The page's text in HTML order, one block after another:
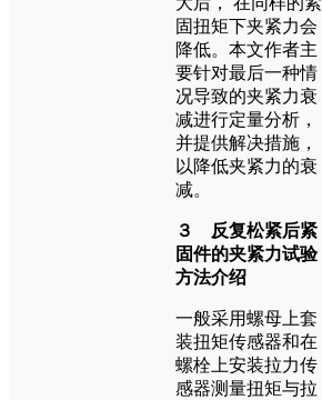
固扭矩下夹紧力会
降低。本文作者主
要针对最后一种情
况导致的夹紧力衰
减进行定量分析，
并提供解决措施，
以降低夹紧力的衰
减。
３ 反复松紧后紧
固件的夹紧力试验
方法介绍
一般采用螺母上套
装扭矩传感器和在
螺栓上安装拉力传
感器测量扭矩与拉